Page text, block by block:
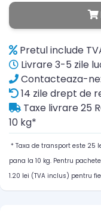
Pretul include
Livrare 3-5 zile
Contacteaza-
14 zile drept de
Taxe livrare 25
10 kg*
* Taxa de transport este 25
pana la 10 kg. Pentru
1.20 lei (TVA inclus) pentru